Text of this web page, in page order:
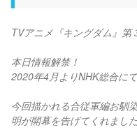
TVアニメ『キングダム』第
本日情報解禁！
2020年4月よりNHK総合に
今回描かれる合従軍編お馴
明が開幕を告げてくれまし